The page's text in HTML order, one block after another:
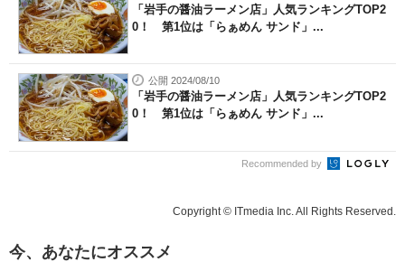
「岩手の醤油ラーメン店」人気ランキングTOP2
0！ 第1位は「らぁめん サンド」...
公開 2024/08/10
「岩手の醤油ラーメン店」人気ランキングTOP2
0！ 第1位は「らぁめん サンド」...
Recommended by
Copyright © ITmedia Inc. All Rights Reserved.
今、あなたにオススメ